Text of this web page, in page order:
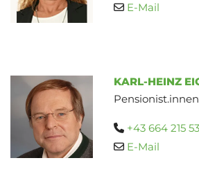
 E-Mail
KARL-HEINZ
 +43 664 215
 E-Mail